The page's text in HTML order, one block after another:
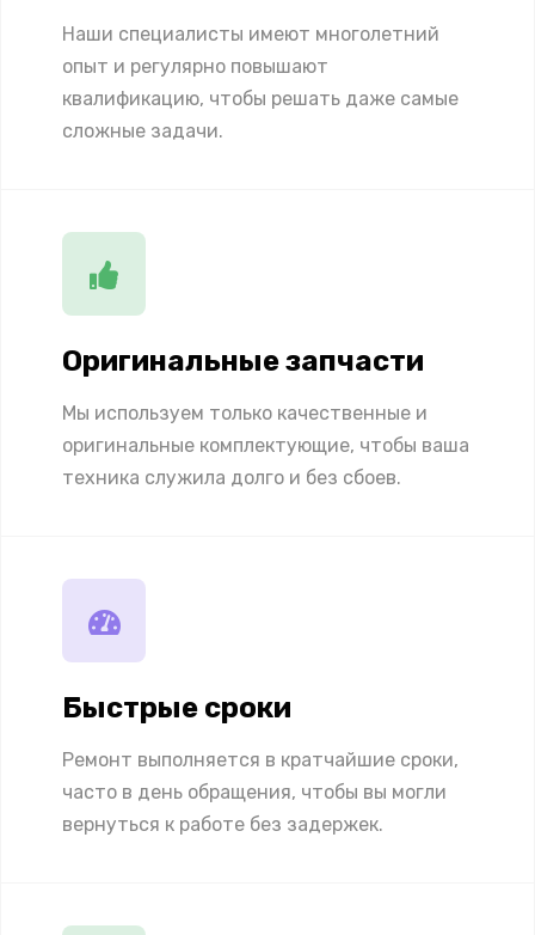
Наши специалисты имеют многолетний
опыт и регулярно повышают
квалификацию, чтобы решать даже самые
сложные задачи.
Оригинальные запчасти
Мы используем только качественные и
оригинальные комплектующие, чтобы ваша
техника служила долго и без сбоев.
Быстрые сроки
Ремонт выполняется в кратчайшие сроки,
часто в день обращения, чтобы вы могли
вернуться к работе без задержек.